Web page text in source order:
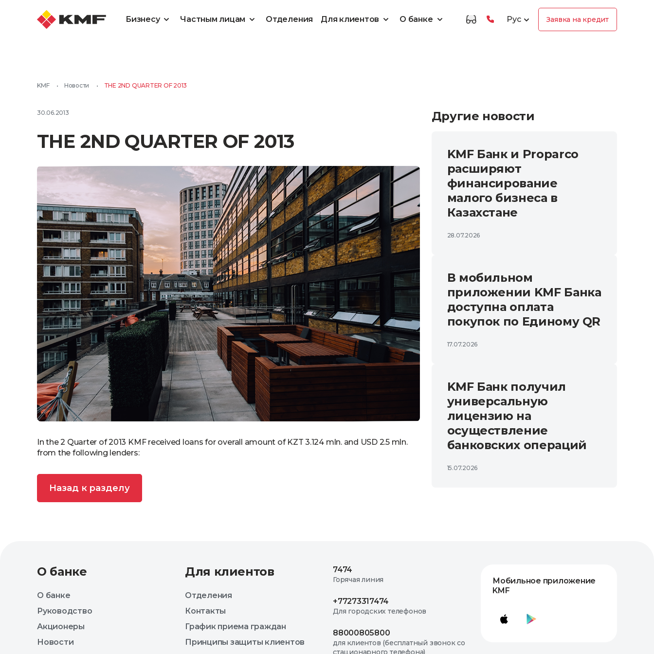
Бизнесу Частным лицам Отделения Для клиентов О банке Рус Заявка на кредит
KMF • Новости • THE 2ND QUARTER OF 2013
30.06.2013
THE 2ND QUARTER OF 2013
In the 2 Quarter of 2013 KMF received loans for overall amount of KZT 3.124 mln. and USD 2.5 mln.
from the following lenders:
Назад к разделу
Другие новости
KMF Банк и Proparco
расширяют
финансирование
малого бизнеса в
Казахстане
28.07.2026
В мобильном
приложении KMF Банка
доступна оплата
покупок по Единому QR
17.07.2026
KMF Банк получил
универсальную
лицензию на
осуществление
банковских операций
15.07.2026
О банке
О банке
Руководство
Акционеры
Новости
Для клиентов
Отделения
Контакты
График приема граждан
Принципы защиты клиентов
7474
Горячая линия
+77273317474
Для городских телефонов
88000805800
для клиентов (бесплатный звонок со
стационарного телефона)
Мобильное приложение
KMF